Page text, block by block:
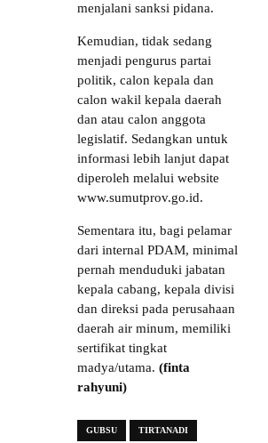
menjalani sanksi pidana.
Kemudian, tidak sedang
menjadi pengurus partai
politik, calon kepala dan
calon wakil kepala daerah
dan atau calon anggota
legislatif. Sedangkan untuk
informasi lebih lanjut dapat
diperoleh melalui website
www.sumutprov.go.id.
Sementara itu, bagi pelamar
dari internal PDAM, minimal
pernah menduduki jabatan
kepala cabang, kepala divisi
dan direksi pada perusahaan
daerah air minum, memiliki
sertifikat tingkat
madya/utama. (finta
rahyuni)
GUBSU TIRTANADI